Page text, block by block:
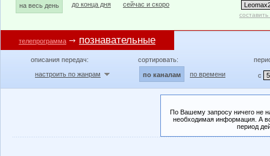
на весь день до конца дня сейчас и скоро
телепрограмма познавательные
описания передач:
настроить по жанрам
сортировать:
по каналам по времени с
По Вашему запросу ничего не
необходимая информация. А
период